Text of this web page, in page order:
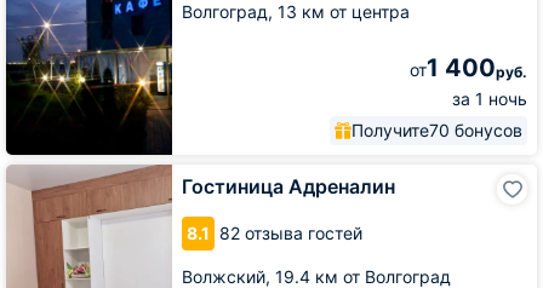
Волгоград, 13 км от центра
от1 400руб.
за 1 ночь
Получите70 бонусов
Гостиница Адреналин
8.1 82 отзыва гостей
Волжский, 19.4 км от Волгоград
Гостиница
Адреналин